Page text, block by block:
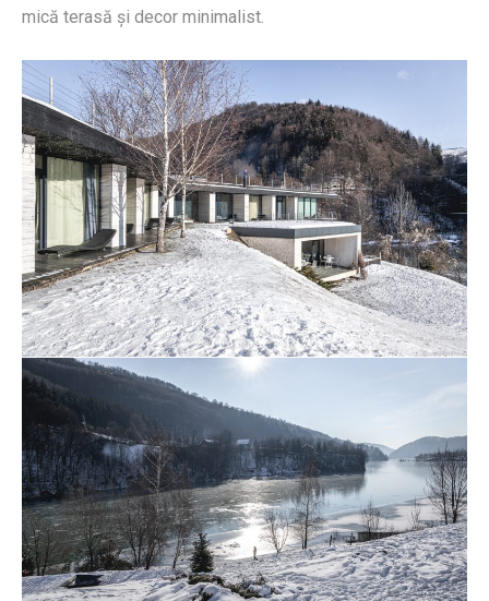
mică terasă și decor minimalist.